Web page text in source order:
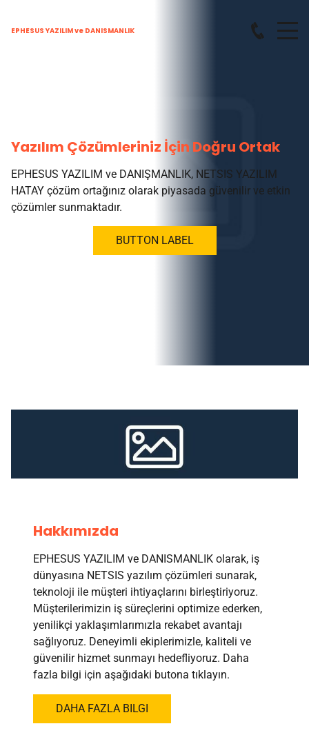
EPHESUS YAZILIM ve DANISMANLIK
Yazılım Çözümleriniz İçin Doğru Ortak
EPHESUS YAZILIM ve DANIŞMANLIK, NETSIS YAZILIM
HATAY çözüm ortağınız olarak piyasada güvenilir ve etkin
çözümler sunmaktadır.
BUTTON LABEL
Hakkımızda
EPHESUS YAZILIM ve DANISMANLIK olarak, iş
dünyasına NETSIS yazılım çözümleri sunarak,
teknoloji ile müşteri ihtiyaçlarını birleştiriyoruz.
Müşterilerimizin iş süreçlerini optimize ederken,
yenilikçi yaklaşımlarımızla rekabet avantajı
sağlıyoruz. Deneyimli ekiplerimizle, kaliteli ve
güvenilir hizmet sunmayı hedefliyoruz. Daha
fazla bilgi için aşağıdaki butona tıklayın.
DAHA FAZLA BILGI